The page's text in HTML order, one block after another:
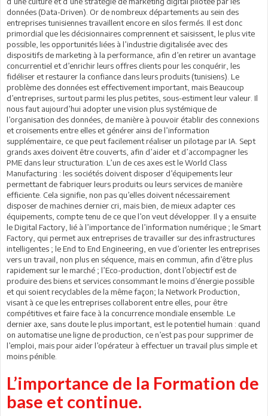
données (Data-Driven). Or de nombreux départements au sein des
entreprises tunisiennes travaillent encore en silos fermés. Il est donc
primordial que les décisionnaires comprennent et saisissent, le plus vite
possible, les opportunités liées à l’industrie digitalisée avec des
dispositifs de marketing à la performance, afin d’en retirer un avantage
concurrentiel et d’enrichir leurs offres clients pour les conquérir, les
fidéliser et restaurer la confiance dans leurs produits (tunisiens). Le
problème des données est effectivement important, mais Beaucoup
d’entreprises, surtout parmi les plus petites, sous-estiment leur valeur. Il
nous faut aujourd’hui adopter une vision plus systémique de
l’organisation des données, de manière à pouvoir établir des connexions
et croisements entre elles et générer ainsi de l’information
supplémentaire, ce que peut facilement réaliser un pilotage par IA. Sept
grands axes doivent être couverts, afin d’aider et d’accompagner les
PME dans leur structuration. L’un de ces axes est le World Class
Manufacturing : les sociétés doivent disposer d’équipements leur
permettant de fabriquer leurs produits ou leurs services de manière
efficiente. Cela signifie, non pas qu’elles doivent nécessairement
disposer de machines dernier cri, mais bien, de mieux adapter ces
équipements, compte tenu de ce que l’on veut développer. Il y a ensuite
le Digital Factory, lié à l’importance de l’information numérique ; le Smart
Factory, qui permet aux entreprises de travailler sur des infrastructures
intelligentes ; le End to End Engineering, en vue d’orienter les entreprises
vers un travail, non plus en séquence, mais en commun, afin d’être plus
rapidement sur le marché ; l’Eco-production, dont l’objectif est de
produire des biens et services consommant le moins d’énergie possible
et qui soient recyclables de la même façon; la Network Production,
visant à ce que les entreprises collaborent entre elles, pour être
compétitives et faire face à la concurrence mondiale ensemble. Le
dernier axe, sans doute le plus important, est le potentiel humain : quand
on automatise une ligne de production, ce n’est pas pour supprimer de
l’emploi, mais pour aider l’opérateur à effectuer un travail plus simple et
moins pénible.
L’importance de la Formation de
base et continue.